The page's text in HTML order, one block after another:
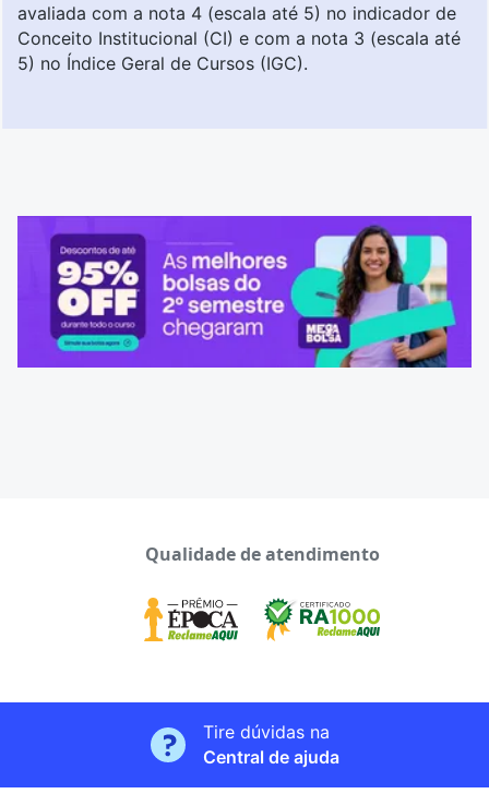
avaliada com a nota 4 (escala até 5) no indicador de
Conceito Institucional (CI) e com a nota 3 (escala até
5) no Índice Geral de Cursos (IGC).
Qualidade de atendimento
Tire dúvidas na
Central de ajuda